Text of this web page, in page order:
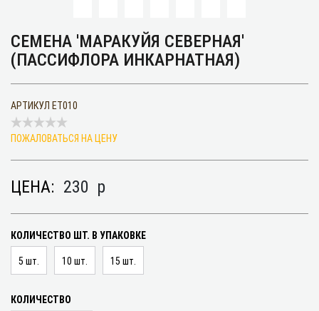
СЕМЕНА 'МАРАКУЙЯ СЕВЕРНАЯ'
(ПАССИФЛОРА ИНКАРНАТНАЯ)
АРТИКУЛ ET010
ПОЖАЛОВАТЬСЯ НА ЦЕНУ
ЦЕНА: 230 p
КОЛИЧЕСТВО ШТ. В УПАКОВКЕ
5 шт. 10 шт. 15 шт.
КОЛИЧЕСТВО